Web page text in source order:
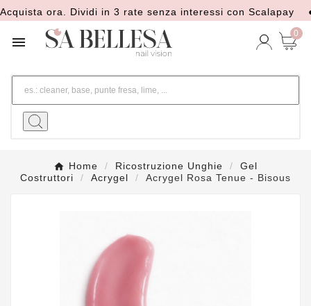
ora. Dividi in 3 rate senza interessi con Scalapay ●

0
Home Ricostruzione Unghie
Gel
Costruttori
Acrygel Acrygel Rosa Tenue - Bisous